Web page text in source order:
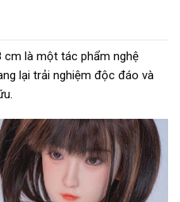
cm là một tác phẩm nghệ
lại trải nghiệm độc đáo và